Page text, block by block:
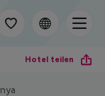
Hotel teilen